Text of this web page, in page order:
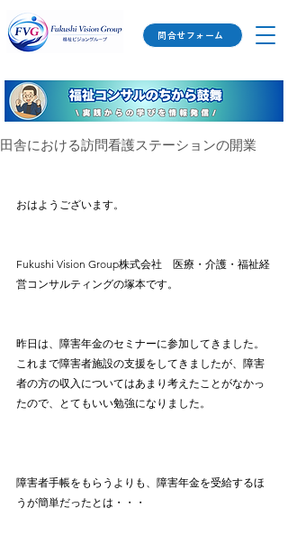
問合せフォーム
田舎における訪問看護ステーションの開業
おはようございます。
Fukushi Vision Group株式会社　医療・介護・福祉経
営コンサルティングの塚本です。
昨日は、障害年金のセミナーに参加してきました。
これまで障害者施設の支援をしてきましたが、障害
者の方の収入についてはあまり考えたことがなかっ
たので、とてもいい勉強になりました。
障害者手帳をもらうよりも、障害年金を受給するほ
うが簡単だったとは・・・